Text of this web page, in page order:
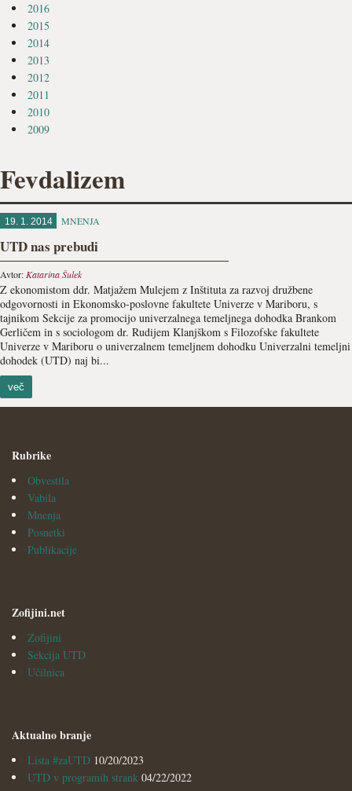
2016
2015
2014
2013
2012
2011
2010
2009
Fevdalizem
19. 1. 2014 MNENJA
UTD nas prebudi
Avtor: Katarina Šulek
Z ekonomistom ddr. Matjažem Mulejem z Inštituta za razvoj družbene
odgovornosti in Ekonomsko-poslovne fakultete Univerze v Mariboru, s
tajnikom Sekcije za promocijo univerzalnega temeljnega dohodka Brankom
Gerličem in s sociologom dr. Rudijem Klanjškom s Filozofske fakultete
Univerze v Mariboru o univerzalnem temeljnem dohodku Univerzalni temeljni
dohodek (UTD) naj bi...
več
Rubrike
Obvestila
Vabila
Mnenja
Posnetki
Publikacije
Zofijini.net
Zofijini
Sekcija UTD
Učilnica
Aktualno branje
Lista #zaUTD 10/20/2023
UTD v programih strank 04/22/2022